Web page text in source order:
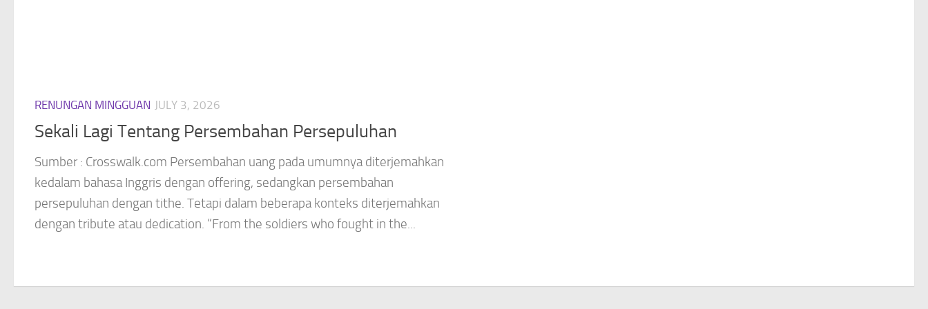
RENUNGAN MINGGUAN JULY 3, 2026
Sekali Lagi Tentang Persembahan Persepuluhan
Sumber : Crosswalk.com Persembahan uang pada umumnya diterjemahkan
kedalam bahasa Inggris dengan offering, sedangkan persembahan
persepuluhan dengan tithe. Tetapi dalam beberapa konteks diterjemahkan
dengan tribute atau dedication. “From the soldiers who fought in the...